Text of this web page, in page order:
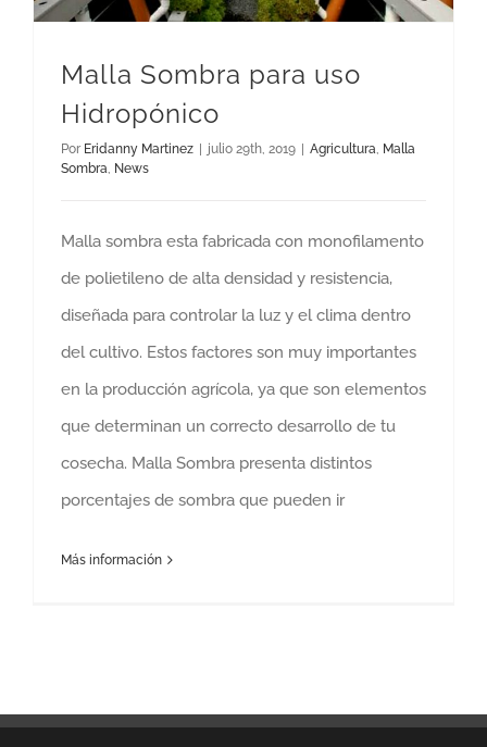
Malla Sombra para uso
Hidropónico
Por Eridanny Martinez | julio 29th, 2019 | Agricultura Malla
Sombra News
Malla sombra esta fabricada con monofilamento
de polietileno de alta densidad y resistencia,
diseñada para controlar la luz y el clima dentro
del cultivo. Estos factores son muy importantes
en la producción agrícola, ya que son elementos
que determinan un correcto desarrollo de tu
cosecha. Malla Sombra presenta distintos
porcentajes de sombra que pueden ir
Más información